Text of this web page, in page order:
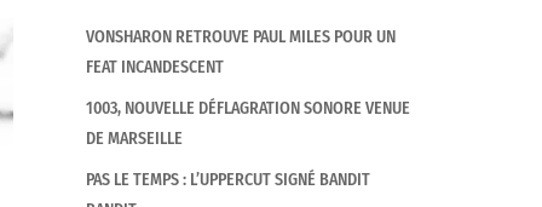
VONSHARON RETROUVE PAUL MILES POUR UN
FEAT INCANDESCENT
1003, NOUVELLE DÉFLAGRATION SONORE VENUE
DE MARSEILLE
PAS LE TEMPS : L’UPPERCUT SIGNÉ BANDIT